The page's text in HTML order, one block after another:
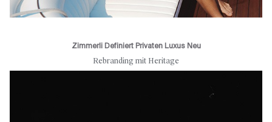
Zimmerli Definiert Privaten Luxus Neu
Rebranding mit Heritage